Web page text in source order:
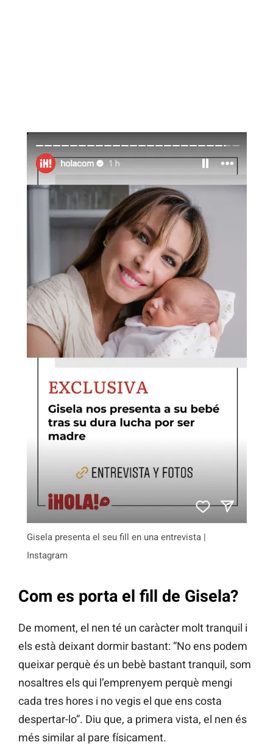
Gisela presenta el seu fill en una entrevista |
Instagram
Com es porta el fill de Gisela?
De moment, el nen té un caràcter molt tranquil i
els està deixant dormir bastant: “No ens podem
queixar perquè és un bebè bastant tranquil, som
nosaltres els qui l’emprenyem perquè mengi
cada tres hores i no vegis el que ens costa
despertar-lo”. Diu que, a primera vista, el nen és
més similar al pare físicament.